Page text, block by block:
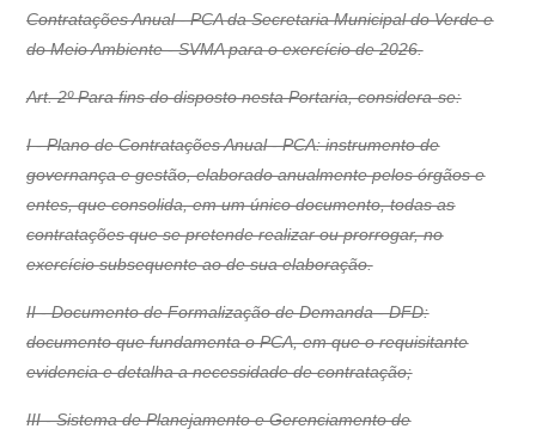
Contratações Anual - PCA da Secretaria Municipal do Verde e
do Meio Ambiente - SVMA para o exercício de 2026.
Art. 2º Para fins do disposto nesta Portaria, considera-se:
I - Plano de Contratações Anual - PCA: instrumento de
governança e gestão, elaborado anualmente pelos órgãos e
entes, que consolida, em um único documento, todas as
contratações que se pretende realizar ou prorrogar, no
exercício subsequente ao de sua elaboração.
II - Documento de Formalização de Demanda - DFD:
documento que fundamenta o PCA, em que o requisitante
evidencia e detalha a necessidade de contratação;
III - Sistema de Planejamento e Gerenciamento de